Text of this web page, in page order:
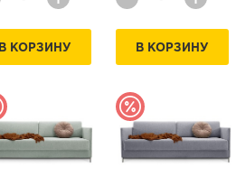
В КОРЗИНУ В КОРЗИНУ